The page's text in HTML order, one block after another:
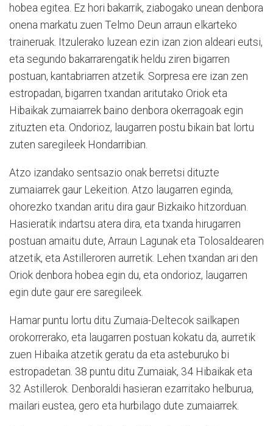
hobea egitea. Ez hori bakarrik, ziabogako unean denbora
onena markatu zuen Telmo Deun arraun elkarteko
traineruak. Itzulerako luzean ezin izan zion aldeari eutsi,
eta segundo bakarrarengatik heldu ziren bigarren
postuan, kantabriarren atzetik. Sorpresa ere izan zen
estropadan, bigarren txandan aritutako Oriok eta
Hibaikak zumaiarrek baino denbora okerragoak egin
zituzten eta. Ondorioz, laugarren postu bikain bat lortu
zuten saregileek Hondarribian.
Atzo izandako sentsazio onak berretsi dituzte
zumaiarrek gaur Lekeition. Atzo laugarren eginda,
ohorezko txandan aritu dira gaur Bizkaiko hitzorduan.
Hasieratik indartsu atera dira, eta txanda hirugarren
postuan amaitu dute, Arraun Lagunak eta Tolosaldearen
atzetik, eta Astilleroren aurretik. Lehen txandan ari den
Oriok denbora hobea egin du, eta ondorioz, laugarren
egin dute gaur ere saregileek.
Hamar puntu lortu ditu Zumaia-Deltecok sailkapen
orokorrerako, eta laugarren postuan kokatu da, aurretik
zuen Hibaika atzetik geratu da eta asteburuko bi
estropadetan. 38 puntu ditu Zumaiak, 34 Hibaikak eta
32 Astillerok. Denboraldi hasieran ezarritako helburua,
mailari eustea, gero eta hurbilago dute zumaiarrek.